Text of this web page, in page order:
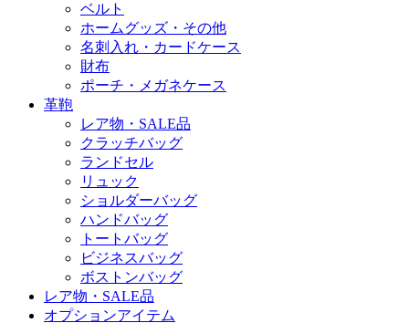
ベルト
ホームグッズ・その他
名刺入れ・カードケース
財布
ポーチ・メガネケース
革鞄
レア物・SALE品
クラッチバッグ
ランドセル
リュック
ショルダーバッグ
ハンドバッグ
トートバッグ
ビジネスバッグ
ボストンバッグ
レア物・SALE品
オプションアイテム